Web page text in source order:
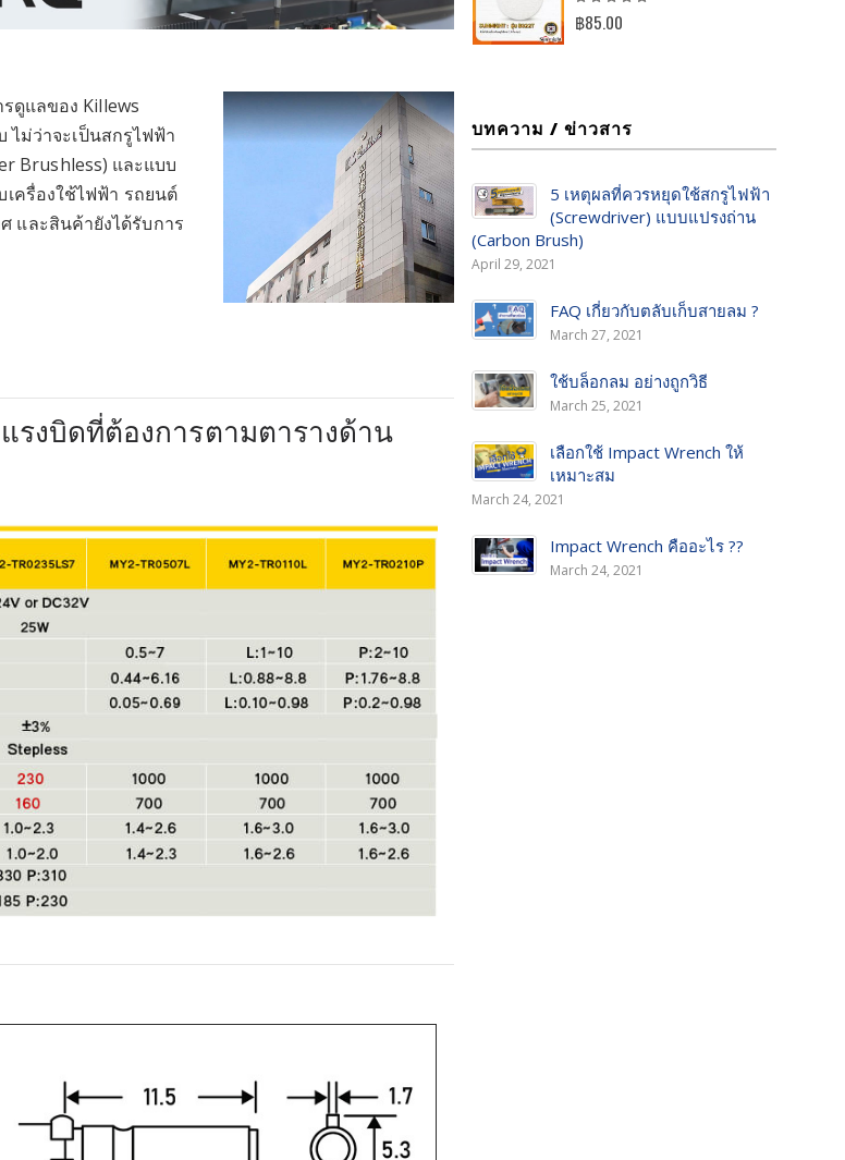
ดูแลของ Killews
ไม่ว่าจะเป็นสกรูไฟฟ้า
Brushless) และแบบ
ครื่องใช้ไฟฟ้า รถยนต์
และสินค้ายังได้รับการ
รงบิดที่ต้องการตามตารางด้าน
฿85.00
บทความ / ข่าวสาร
5 เหตุผลที่ควรหยุดใช้สกรูไฟฟ้า
(Screwdriver) แบบแปรงถ่าน
(Carbon Brush)
April 29, 2021
FAQ เกี่ยวกับตลับเก็บสายลม ?
March 27, 2021
ใช้บล็อกลม อย่างถูกวิธี
March 25, 2021
เลือกใช้ Impact Wrench ให้
เหมาะสม
March 24, 2021
Impact Wrench คืออะไร ??
March 24, 2021